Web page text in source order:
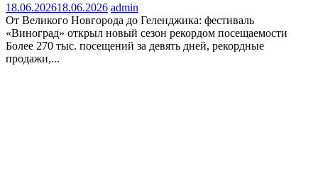
18.06.202618.06.2026 admin
От Великого Новгорода до Геленджика: фестиваль
«Виноград» открыл новый сезон рекордом посещаемости
Более 270 тыс. посещений за девять дней, рекордные
продажи,...